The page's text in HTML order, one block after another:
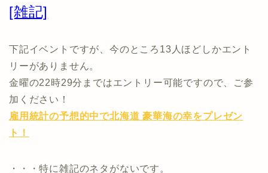
[雑記]
下記イベントですが、今のところ13人ほどしかエント
リーがありません。
金曜の22時29分まではエントリー可能ですので、ご参
加ください！
雇用統計の予想的中で北海道 豪華海の幸をプレゼン
ト！
・・・特に雑記のネタがないです。